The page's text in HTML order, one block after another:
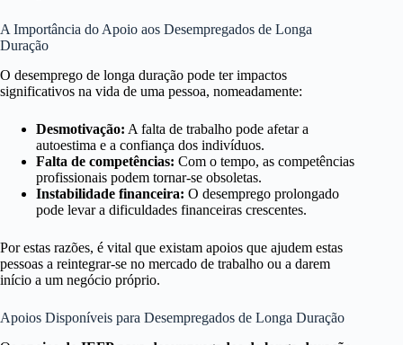
A Importância do Apoio aos Desempregados de Longa
Duração
O desemprego de longa duração pode ter impactos
significativos na vida de uma pessoa, nomeadamente:
Desmotivação: A falta de trabalho pode afetar a
autoestima e a confiança dos indivíduos.
Falta de competências: Com o tempo, as competências
profissionais podem tornar-se obsoletas.
Instabilidade financeira: O desemprego prolongado
pode levar a dificuldades financeiras crescentes.
Por estas razões, é vital que existam apoios que ajudem estas
pessoas a reintegrar-se no mercado de trabalho ou a darem
início a um negócio próprio.
Apoios Disponíveis para Desempregados de Longa Duração